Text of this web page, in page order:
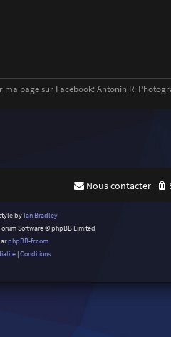
page sur Facebook: Antonin R.
Nous contacter
by Ian Bradley
Software © phpBB Limited
phpBB-fr.com
|Conditions